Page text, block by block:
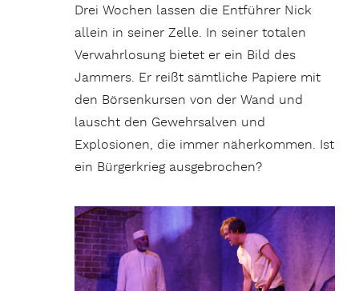
Drei Wochen lassen die Entführer Nick
allein in seiner Zelle. In seiner totalen
Verwahrlosung bietet er ein Bild des
Jammers. Er reißt sämtliche Papiere mit
den Börsenkursen von der Wand und
lauscht den Gewehrsalven und
Explosionen, die immer näherkommen. Ist
ein Bürgerkrieg ausgebrochen?